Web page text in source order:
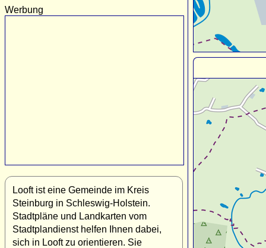
Werbung
Looft ist eine Gemeinde im Kreis
Steinburg in Schleswig-Holstein.
Stadtpläne und Landkarten vom
Stadtplandienst helfen Ihnen dabei,
sich in Looft zu orientieren. Sie